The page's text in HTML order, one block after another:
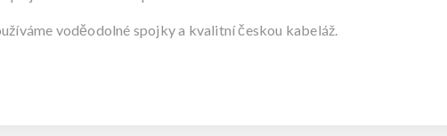
voděodolné spojky a kvalitní českou kabeláž.